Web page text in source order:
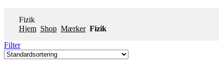
Fizik
Hjem Shop Mærker Fizik
Filter